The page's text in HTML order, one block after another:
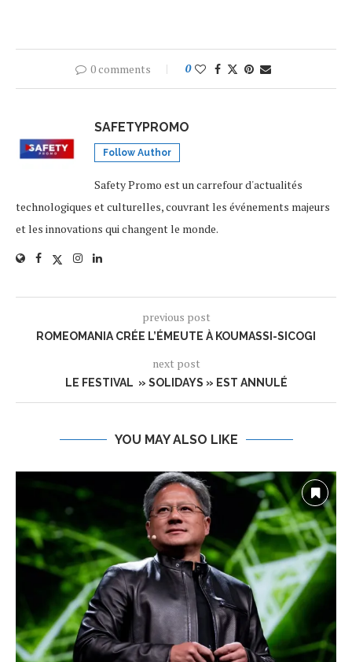
0 comments 0
SAFETYPROMO
Follow Author
Safety Promo est un carrefour d'actualités
technologiques et culturelles, couvrant les événements majeurs
et les innovations qui changent le monde.
previous post
ROMEOMANIA CRÉE L’ÉMEUTE À KOUMASSI-SICOGI
next post
LE FESTIVAL » SOLIDAYS » EST ANNULÉ
YOU MAY ALSO LIKE